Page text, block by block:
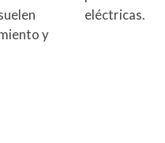
y
eléctricas.